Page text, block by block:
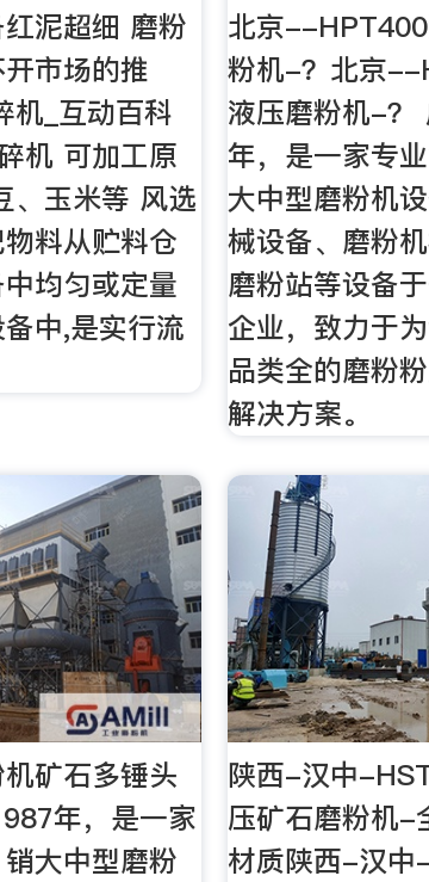
泥超细 磨粉
市场的推
机_互动百科
机 可加工原
、玉米等 风选
料从贮料仓
均匀或定量
中,是实行流
北京--
粉机-？北京--
液压磨粉机-？
年，是一家专
大中型磨粉机
械设备、磨粉
磨粉站等设备
企业，致力于
品类全的磨粉
解决方案。
矿石多锤头
年，是一家
大中型磨粉
陕西-汉中-
压矿石磨粉机-
材质陕西-汉